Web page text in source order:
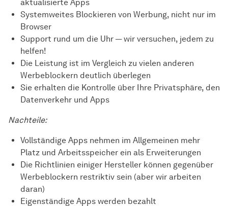
aktualisierte Apps
Systemweites Blockieren von Werbung, nicht nur im
Browser
Support rund um die Uhr — wir versuchen, jedem zu
helfen!
Die Leistung ist im Vergleich zu vielen anderen
Werbeblockern deutlich überlegen
Sie erhalten die Kontrolle über Ihre Privatsphäre, den
Datenverkehr und Apps
Nachteile:
Vollständige Apps nehmen im Allgemeinen mehr
Platz und Arbeitsspeicher ein als Erweiterungen
Die Richtlinien einiger Hersteller können gegenüber
Werbeblockern restriktiv sein (aber wir arbeiten
daran)
Eigenständige Apps werden bezahlt